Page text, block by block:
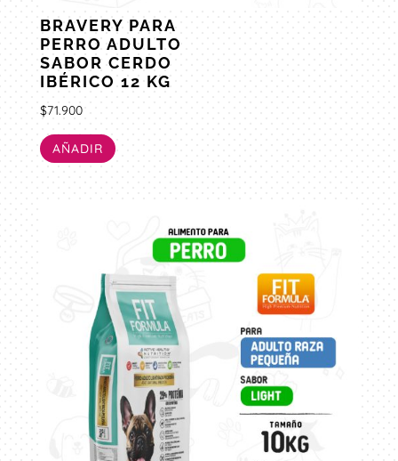
BRAVERY PARA
PERRO ADULTO
SABOR CERDO
IBÉRICO 12 KG
$71.900
AÑADIR